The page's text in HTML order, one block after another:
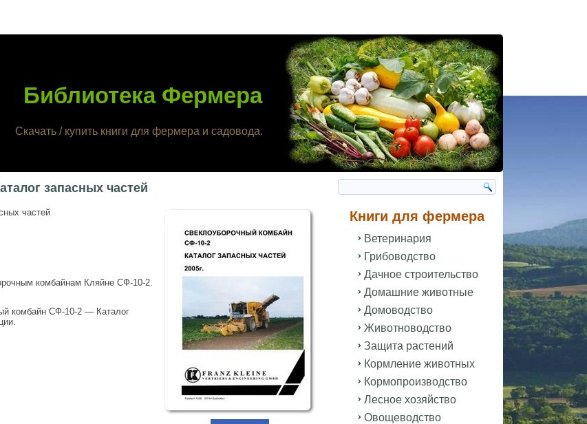
Библиотека Фермера
Скачать / купить книги для фермера и садовода.
запасных частей
частей
комбайнам Кляйне СФ-10-2.
комбайн СФ-10-2 — Каталог
Книги для фермера
Ветеринария
Грибоводство
Дачное строительство
Домашние животные
Домоводство
Животноводство
Защита растений
Кормление животных
Кормопроизводство
Лесное хозяйство
Овощеводство